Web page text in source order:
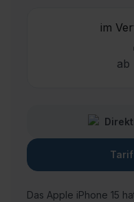
im
ab
Das Apple iPhone 15